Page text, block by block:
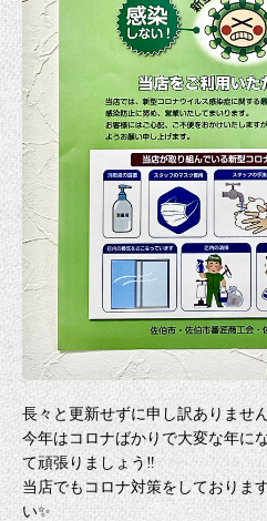
長々と更新せずに申し訳ありませ
今年はコロナばかりで大変な年に
て頑張りましょう‼️
当店でもコロナ対策をしておりま
い✨